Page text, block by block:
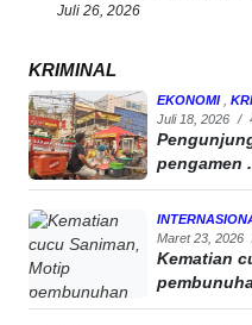
Juli 26, 2026
KRIMINAL
EKONOMI
Juli 18, 2026 /
pengamen
Maret 23, 2026
Kematian